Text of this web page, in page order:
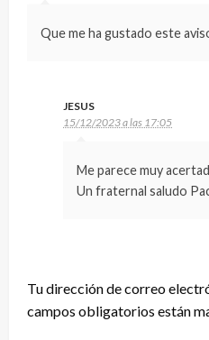
Que me ha gustado este
JESUS
15/12/2023 a las 17:05
Me parece muy
Un fraternal saludo
Tu dirección de correo
campos obligatorios están